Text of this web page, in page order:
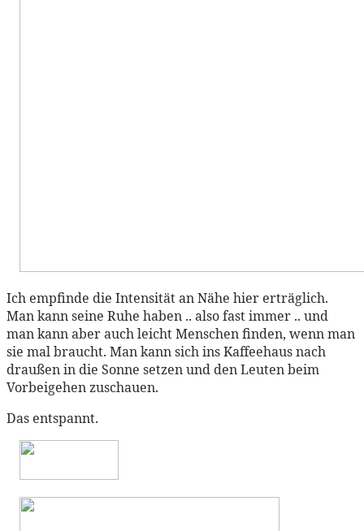
Ich empfinde die Intensität an Nähe hier erträglich.
Man kann seine Ruhe haben .. also fast immer .. und
man kann aber auch leicht Menschen finden, wenn man
sie mal braucht. Man kann sich ins Kaffeehaus nach
draußen in die Sonne setzen und den Leuten beim
Vorbeigehen zuschauen.
Das entspannt.